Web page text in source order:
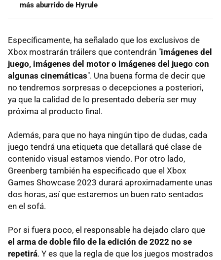
más aburrido de Hyrule
Específicamente, ha señalado que los exclusivos de
Xbox mostrarán tráilers que contendrán "imágenes del
juego, imágenes del motor o imágenes del juego con
algunas cinemáticas". Una buena forma de decir que
no tendremos sorpresas o decepciones a posteriori,
ya que la calidad de lo presentado debería ser muy
próxima al producto final.
Además, para que no haya ningún tipo de dudas, cada
juego tendrá una etiqueta que detallará qué clase de
contenido visual estamos viendo. Por otro lado,
Greenberg también ha especificado que el Xbox
Games Showcase 2023 durará aproximadamente unas
dos horas, así que estaremos un buen rato sentados
en el sofá.
Por si fuera poco, el responsable ha dejado claro que
el arma de doble filo de la edición de 2022 no se
repetirá. Y es que la regla de que los juegos mostrados